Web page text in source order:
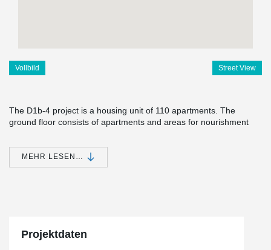
Vollbild Street View
The D1b-4 project is a housing unit of 110 apartments. The
ground floor consists of apartments and areas for nourishment
hill, and the rest of the floor is used for parking and storage
space. Plans 1 to 7 contain apartments around a common
courtyard. The top floor of the building consists of a shared roof
MEHR LESEN…
Projektdaten